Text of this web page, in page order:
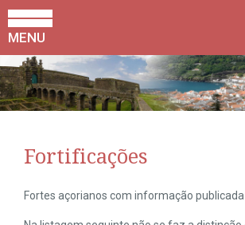
MENU
Fortificações
Fortes açorianos com informação publicada